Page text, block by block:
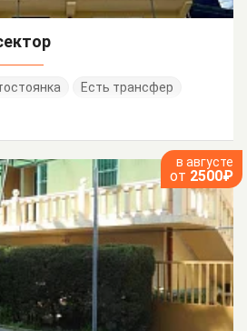
Есть трансфер
в августе
от 2500₽